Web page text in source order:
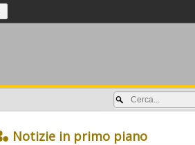
Notizie in primo piano